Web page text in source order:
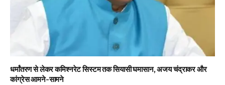
धर्मांतरण से लेकर कमिश्नरेट सिस्टम तक सियासी घमासान, अजय चंद्राकर और
कांग्रेस आमने-सामने